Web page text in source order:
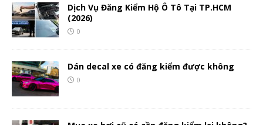
Dịch Vụ Đăng Kiểm Hộ Ô Tô Tại TP.HCM
(2026)
0
Dán decal xe có đăng kiểm được không
0